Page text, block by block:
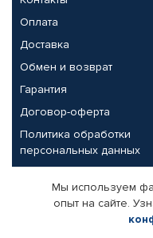
Оплата
Доставка
Обмен и возврат
Гарантия
Договор-оферта
Политика обработки
персональных данных
Партнерам
Корпоративным
Мы используем
опыт на сайте.